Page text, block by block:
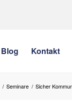
Blog Kontakt
/ Seminare / Sicher